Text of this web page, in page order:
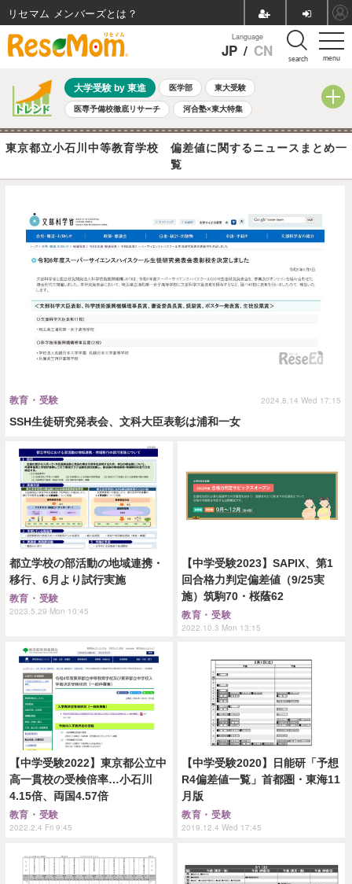
menu
Language
JP / CN search
大学受験 by 東進 医学部 東大受験
医専予備校徹底リサーチ 河合塾×東大特集
親子で考える大学選び 高校受験 中学受験 小学校受験
共通テスト 夏休み 8月開催学校説明会・相談会
全国公立高校 過去問
東京都立小石川中等教育学校 偏差値に関するニュースまとめ一
覧
SSH生徒研究発表会、文科大臣表彰は浦和一女
教育・受験 2024.8.14 Wed 17:15
都立学校の部活動の地域連携・
移行、6月より試行実施
教育・受験
2023.5.29 Mon 10:45
【中学受験2023】SAPIX、第1
回合格力判定偏差値（9/25実
施）筑駒70・桜蔭62
教育・受験
2022.10.3 Mon 13:15
【中学受験2022】東京都公立中
高一貫校の受検倍率…小石川
4.15倍、両国4.57倍
教育・受験
2022.2.4 Fri 9:45
【中学受験2020】日能研「予想
R4偏差値一覧」首都圏・東海11
月版
教育・受験
2019.12.4 Wed 17:45
リセマム メンバーズ